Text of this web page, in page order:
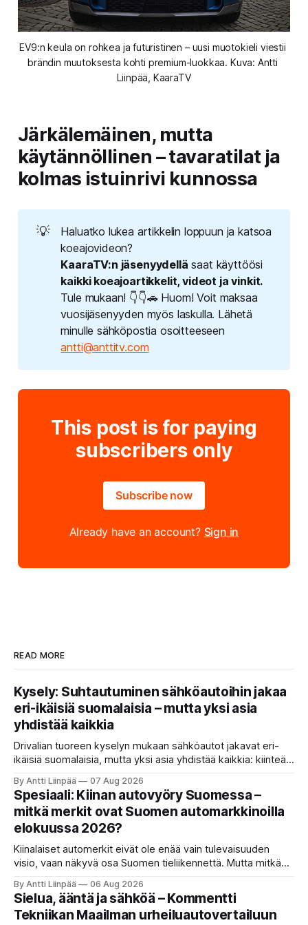
EV9:n keula on rohkea ja futuristinen – uusi muotokieli viestii
brändin muutoksesta kohti premium-luokkaa. Kuva: Antti
Liinpää, KaaraTV
Järkälemäinen, mutta
käytännöllinen – tavaratilat ja
kolmas istuinrivi kunnossa
💡
Haluatko lukea artikkelin loppuun ja katsoa
koeajovideon?
KaaraTV:n jäsenyydellä saat käyttöösi
kaikki koeajoartikkelit, videot ja vinkit.
Tule mukaan! 👇👇🚗 Huom! Voit maksaa
vuosijäsenyyden myös laskulla. Lähetä
minulle sähköpostia osoitteeseen
antti@anttitv.com
This post is for paying
subscribers only
Subscribe now
Already have an account? Sign in
READ MORE
Kysely: Suhtautuminen sähköautoihin jakaa
eri-ikäisiä suomalaisia – mutta yksi asia
yhdistää kaikkia
Drivalian tuoreen kyselyn mukaan sähköautot jakavat eri-
ikäisiä suomalaisia, mutta yksi asia yhdistää kaikkia: kiinteät
valittaessa.
By Antti Liinpää 07 Aug 2026
Spesiaali: Kiinan autovyöry Suomessa –
mitkä merkit ovat Suomen automarkkinoilla
elokuussa 2026?
Kiinalaiset automerkit eivät ole enää vain tulevaisuuden
visio, vaan näkyvä osa Suomen tieliikennettä. Mutta mitkä
pakettiautoihin ja mitä syksyn 2026 uutuuksilta sopii
odottaa? Katso kattava katsaus maamme tarjontaan ja
ostajan tärkeimpiin vinkkeihin!
By Antti Liinpää 06 Aug 2026
Sielua, ääntä ja sähköä – Kommentti
Tekniikan Maailman urheiluautovertailuun